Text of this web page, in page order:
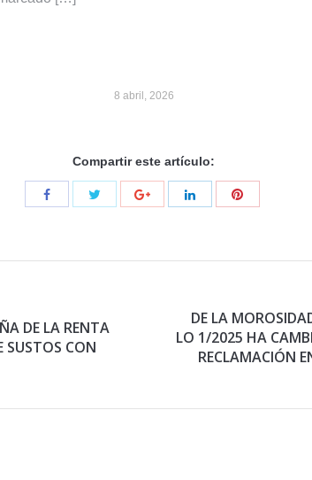
8 abril, 2026
Compartir este artículo:
DE LA RENTA
SUSTOS CON
Next
post:
DE LA
LO 1/2025 HA
RECLAMACIÓN